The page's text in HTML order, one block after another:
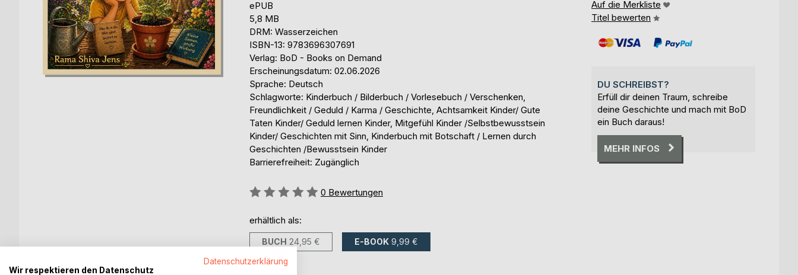
ePUB
5,8 MB
DRM: Wasserzeichen
ISBN-13: 9783696307691
Verlag: BoD - Books on Demand
Erscheinungsdatum: 02.06.2026
Sprache: Deutsch
Schlagworte: Kinderbuch / Bilderbuch / Vorlesebuch / Verschenken,
Freundlichkeit / Geduld / Karma / Geschichte, Achtsamkeit Kinder/ Gute
Taten Kinder/ Geduld lernen Kinder, Mitgefühl Kinder /Selbstbewusstsein
Kinder/ Geschichten mit Sinn, Kinderbuch mit Botschaft / Lernen durch
Geschichten /Bewusstsein Kinder
Barrierefreiheit: Zugänglich
Bewertung::
0 Bewertungen
erhältlich als:
BUCH 24,95 € E-BOOK 9,99 €
Auf die Merkliste
Titel bewerten
DU SCHREIBST?
Erfüll dir deinen Traum, schreibe
deine Geschichte und mach mit BoD
ein Buch daraus!
MEHR INFOS
Datenschutzerklärung
Wir respektieren den Datenschutz